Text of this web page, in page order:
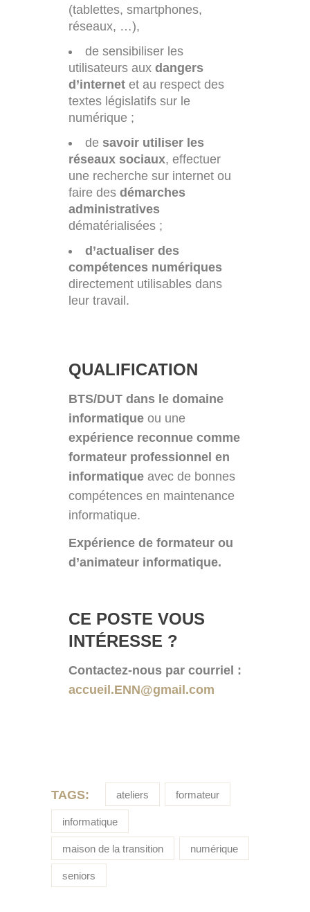
(tablettes, smartphones,
réseaux, …),
de sensibiliser les
utilisateurs aux dangers
d’internet et au respect des
textes législatifs sur le
numérique ;
de savoir utiliser les
réseaux sociaux, effectuer
une recherche sur internet ou
faire des démarches
administratives
dématérialisées ;
d’actualiser des
compétences numériques
directement utilisables dans
leur travail.
QUALIFICATION
BTS/DUT dans le domaine
informatique ou une
expérience reconnue comme
formateur professionnel en
informatique avec de bonnes
compétences en maintenance
informatique.
Expérience de formateur ou
d’animateur informatique.
CE POSTE VOUS
INTÉRESSE ?
Contactez-nous par courriel :
accueil.ENN@gmail.com
TAGS: ateliers formateur
informatique
maison de la transition numérique
seniors